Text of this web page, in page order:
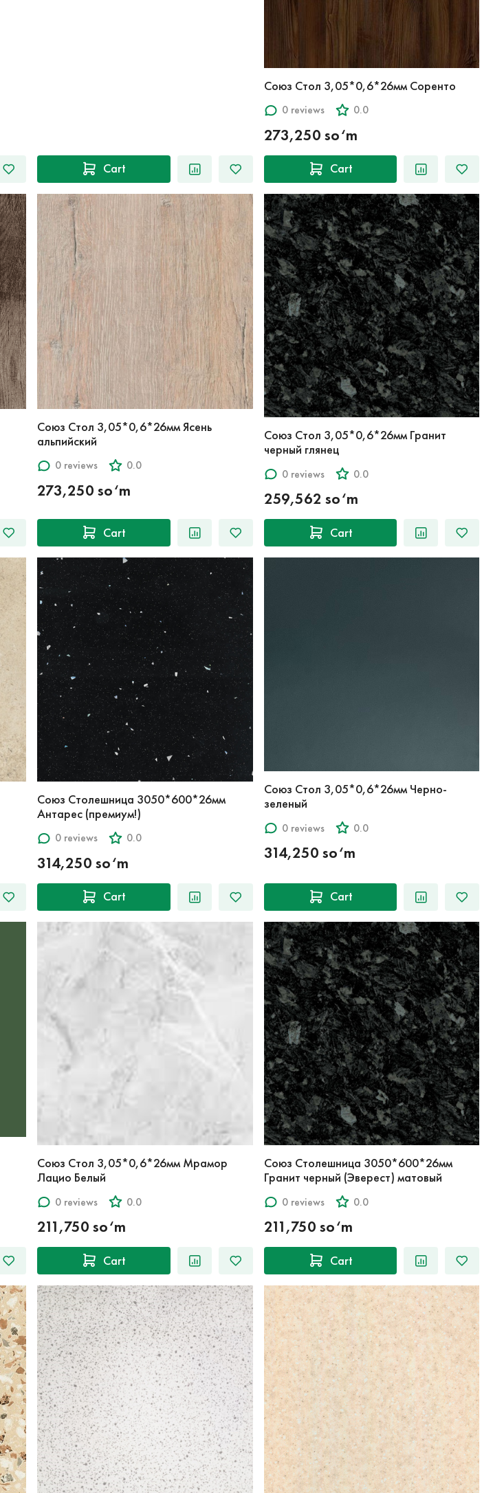
Cart
Союз Стол 3,05*0,6*26мм Соренто
0 reviews 0.0
273,250 so‘m
Cart
Союз Стол 3,05*0,6*26мм Ясень
альпийский
0 reviews 0.0
273,250 so‘m
Cart
Союз Стол 3,05*0,6*26мм Гранит
черный глянец
0 reviews 0.0
259,562 so‘m
Cart
Союз Столешница 3050*600*26мм
Антарес (премиум!)
0 reviews 0.0
314,250 so‘m
Cart
Союз Стол 3,05*0,6*26мм Черно-
зеленый
0 reviews 0.0
314,250 so‘m
Cart
Союз Стол 3,05*0,6*26мм Мрамор
Лацио Белый
0 reviews 0.0
211,750 so‘m
Cart
Союз Столешница 3050*600*26мм
Гранит черный (Эверест) матовый
0 reviews 0.0
211,750 so‘m
Cart